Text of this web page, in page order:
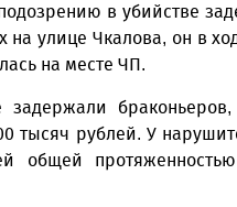
в убийстве
на улице Чкалова, он в
на месте ЧП.
задержали
тысяч рублей. У
общей